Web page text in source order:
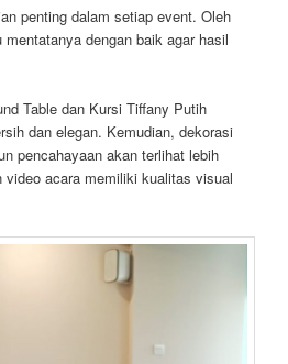
penting dalam setiap event. Oleh
dengan baik agar hasil
Table dan Kursi Tiffany Putih
dan elegan. Kemudian, dekorasi
pencahayaan akan terlihat lebih
acara memiliki kualitas visual